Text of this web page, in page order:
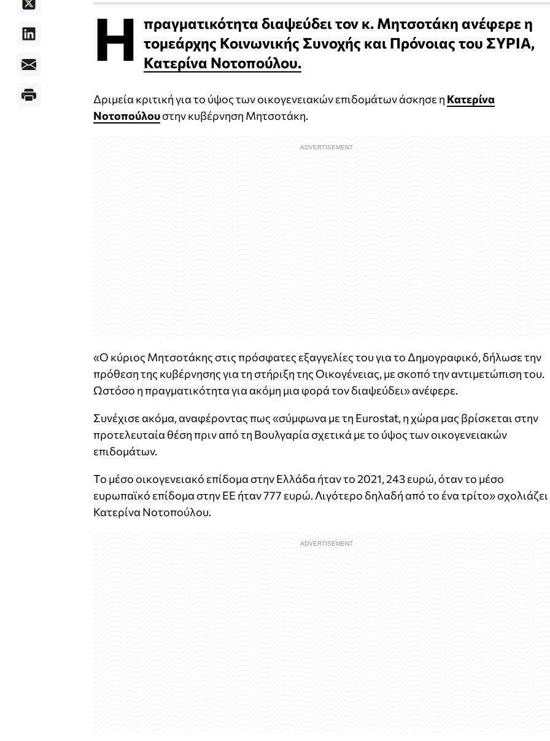
Η πραγματικότητα διαψεύδει τον κ. Μητσοτάκη ανέφερε η
τομεάρχης Κοινωνικής Συνοχής και Πρόνοιας του ΣΥΡΙΑ,
Κατερίνα Νοτοπούλου.
Δριμεία κριτική για το ύψος των οικογενειακών επιδομάτων άσκησε η Κατερίνα
Νοτοπούλουστην κυβέρνηση Μητσοτάκη.
«Ο κύριος Μητσοτάκης στις πρόσφατες εξαγγελίες του για το Δημογραφικό, δήλωσε την
πρόθεση της κυβέρνησης για τη στήριξη της Οικογένειας, με σκοπό την αντιμετώπιση του.
Ωστόσο η πραγματικότητα για ακόμη μια φορά τον διαψεύδει» ανέφερε.
Συνέχισε ακόμα, αναφέροντας πως «σύμφωνα με τη Eurοstat, η χώρα μας βρίσκεται στην
προτελευταία θέση πριν από τη Βουλγαρία σχετικά με το ύψος των οικογενειακών
επιδομάτων.
Το μέσο οικογενειακό επίδομα στην Ελλάδα ήταν το 2021, 243 ευρώ, όταν το μέσο
ευρωπαϊκό επίδομα στην ΕΕ ήταν 777 ευρώ. Λιγότερο δηλαδή από το ένα τρίτο» σχολιάζει
Κατερίνα Νοτοπούλου.